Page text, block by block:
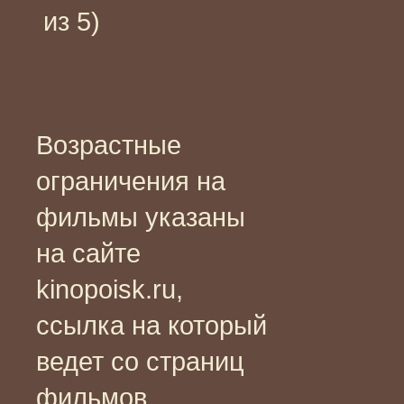
из 5)
Возрастные
ограничения на
фильмы указаны
на сайте
kinopoisk.ru,
ссылка на который
ведет со страниц
фильмов.